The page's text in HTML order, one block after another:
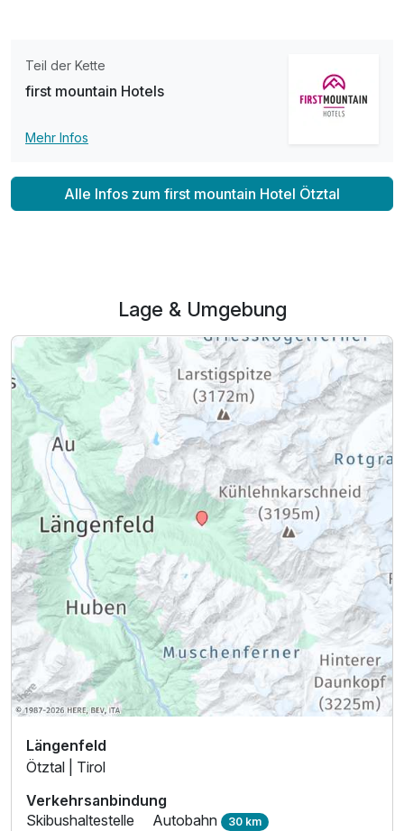
Teil der Kette
first mountain Hotels
Mehr Infos
Alle Infos zum first mountain Hotel Ötztal
Lage & Umgebung
Längenfeld
Ötztal | Tirol
Verkehrsanbindung
Skibushaltestelle
Autobahn 30 km